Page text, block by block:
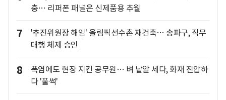
충… 리퍼폰 패널은 신제품용 추월
7
'추진위원장 해임' 올림픽선수촌 재건축… 송파구, 직무
대행 체제 승인
8
폭염에도 현장 지킨 공무원… 벼 낱알 세다, 화재 진압하
다 '풀썩'